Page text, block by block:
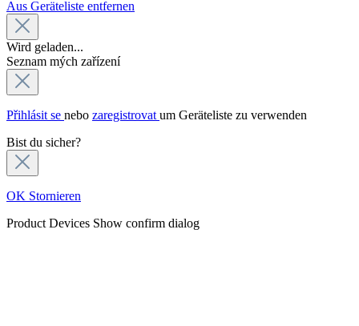
Aus Geräteliste entfernen
Wird geladen...
Seznam mých zařízení
Přihlásit se nebo zaregistrovat um Geräteliste zu verwenden
Bist du sicher?
OK Stornieren
Product Devices Show confirm dialog